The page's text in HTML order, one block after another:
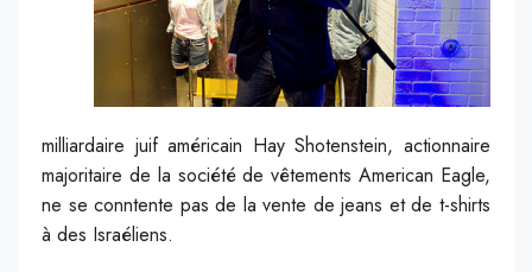
milliardaire juif américain Hay Shotenstein, actionnaire
majoritaire de la société de vêtements American Eagle,
ne se conntente pas de la vente de jeans et de t-shirts
à des Israéliens.